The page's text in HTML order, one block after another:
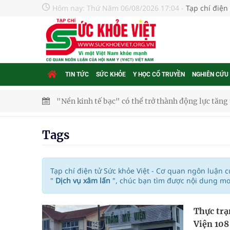
Hôm nay: Thứ Năm 06/08/2026 17:04 - Tạp chí điện
TIN TỨC SỨC KHỎE Y HỌC CỔ TRUYỀN NGHIÊN CỨU
"Nền kinh tế bạc" có thể trở thành động lực
Không chỉ cắt tóc, Đông Tây Barbershop dành
Bệnh viện không được thu thêm tiền của người
cầu
Tags
Tạp chí điện tử Sức khỏe Việt - Cơ quan ngôn luận
" Dịch vụ xâm lấn ", chúc bạn tìm được nội dung
Thực
Viện 108